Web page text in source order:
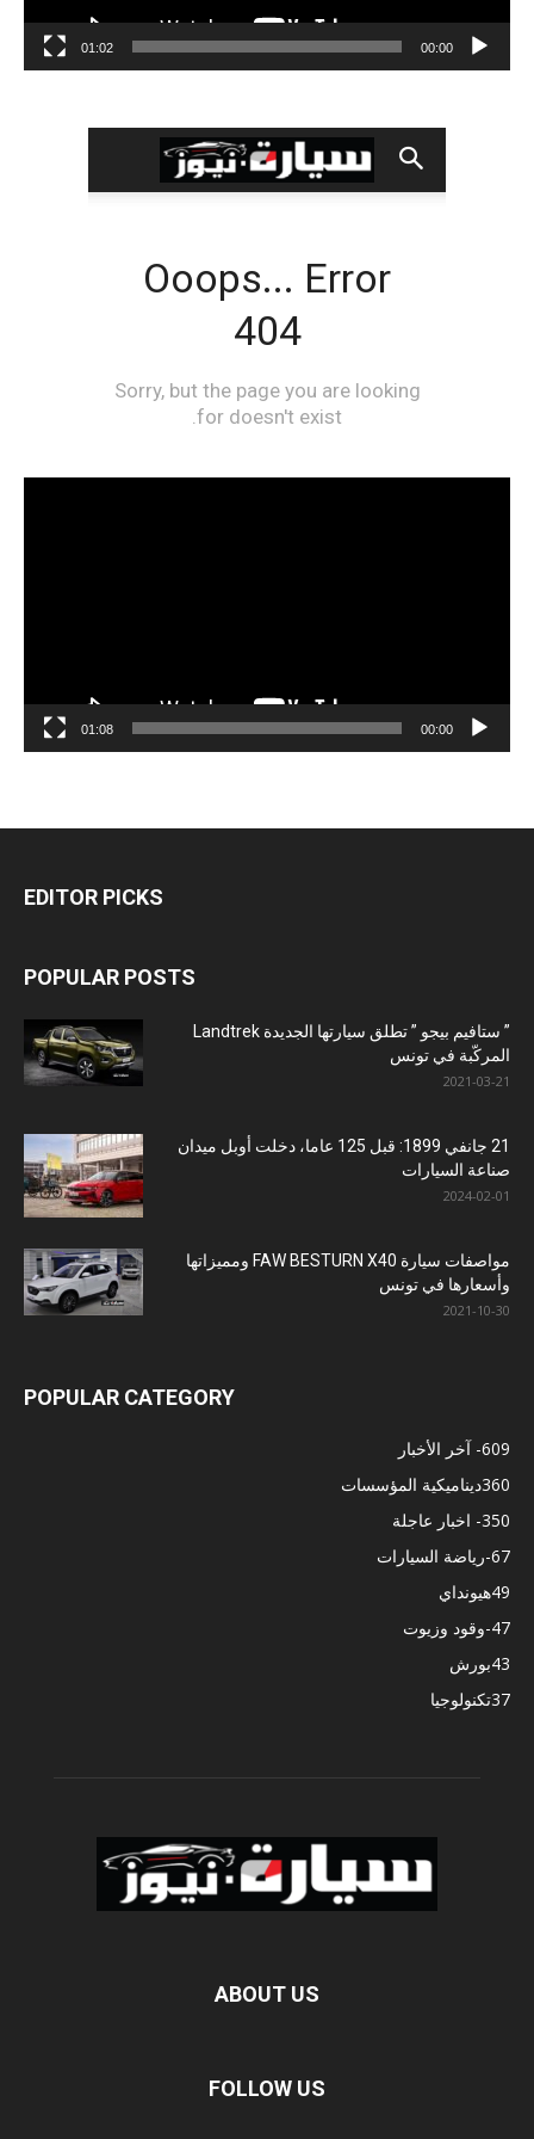
00:00
01:02
00:00
01:08
EDITOR PICKS
POPULAR POSTS
” ستافيم بيجو ” تطلق سيارتها الجديدة Landtrek
المركّبة في تونس
2021-03-21
21 جانفي 1899: قبل 125 عاما، دخلت أوبل ميدان
صناعة السيارات
2024-02-01
مواصفات سيارة FAW BESTURN X40 ومميزاتها
وأسعارها في تونس
2021-10-30
POPULAR CATEGORY
- آخر الأخبار609
ديناميكية المؤسسات360
- اخبار عاجلة350
-رياضة السيارات67
هيونداي49
-وقود وزيوت47
بورش43
تكنولوجيا37
ABOUT US
FOLLOW US